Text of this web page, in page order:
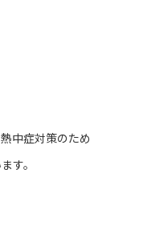
中症対策のため
す。